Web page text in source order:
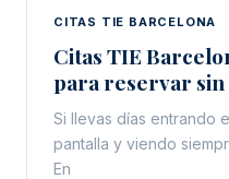
CITAS TIE BARCELONA
Citas TIE
para reservar
Si llevas días entrando
pantalla y viendo
En